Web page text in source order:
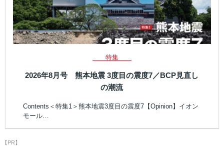
特集
2026年8月号 熊本地震 3度目の震度7／BCP見直し
の潮流
Contents＜特集1＞熊本地震3度目の震度7【Opinion】イオン
モール…
【PR】